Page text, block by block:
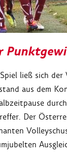
ließ sich
aus dem
Der